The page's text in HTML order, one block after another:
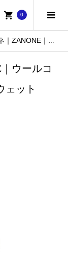
0
ナイロンクルーネックスウェット
ウールコ
ェット